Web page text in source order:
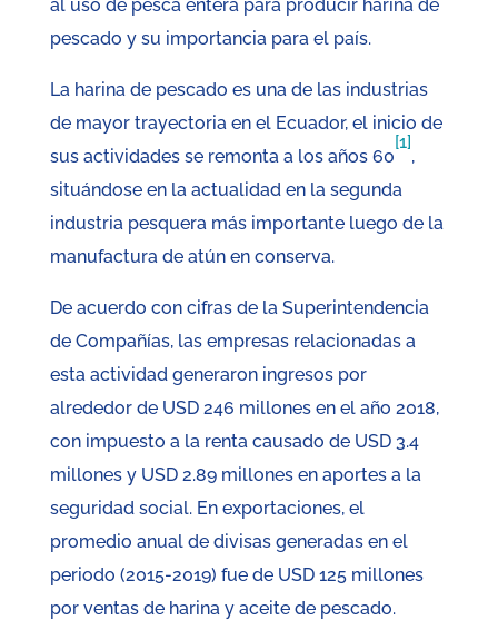
al uso de pesca entera para producir harina de
pescado y su importancia para el país.
La harina de pescado es una de las industrias
de mayor trayectoria en el Ecuador, el inicio de
sus actividades se remonta a los años 60
[1]
,
situándose en la actualidad en la segunda
industria pesquera más importante luego de la
manufactura de atún en conserva.
De acuerdo con cifras de la Superintendencia
de Compañías, las empresas relacionadas a
esta actividad generaron ingresos por
alrededor de USD 246 millones en el año 2018,
con impuesto a la renta causado de USD 3.4
millones y USD 2.89 millones en aportes a la
seguridad social. En exportaciones, el
promedio anual de divisas generadas en el
periodo (2015-2019) fue de USD 125 millones
por ventas de harina y aceite de pescado.